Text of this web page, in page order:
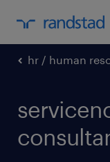
hr / human